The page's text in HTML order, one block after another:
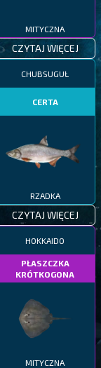
MITYCZNA
CZYTAJ WIĘCEJ
CHUBSUGUŁ
CERTA
RZADKA
CZYTAJ WIĘCEJ
HOKKAIDO
PŁASZCZKA
KRÓTKOGONA
MITYCZNA